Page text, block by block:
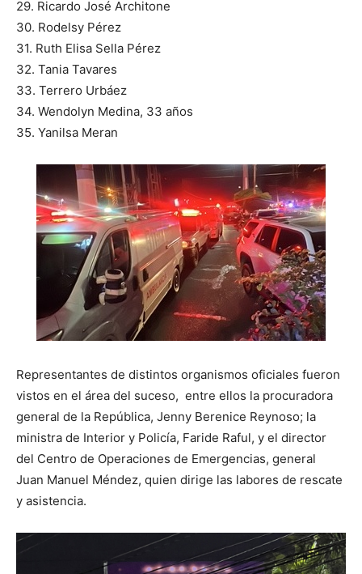
29. Ricardo José Architone
30. Rodelsy Pérez
31. Ruth Elisa Sella Pérez
32. Tania Tavares
33. Terrero Urbáez
34. Wendolyn Medina, 33 años
35. Yanilsa Meran
Representantes de distintos organismos oficiales fueron
vistos en el área del suceso, entre ellos la procuradora
general de la República, Jenny Berenice Reynoso; la
ministra de Interior y Policía, Faride Raful, y el director
del Centro de Operaciones de Emergencias, general
Juan Manuel Méndez, quien dirige las labores de rescate
y asistencia.